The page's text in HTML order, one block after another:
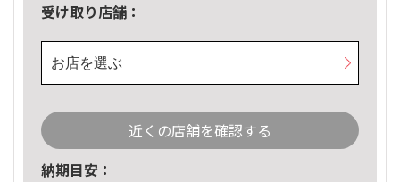
受け取り店舗：
お店を選ぶ
近くの店舗を確認する
納期目安：